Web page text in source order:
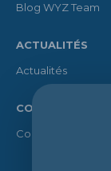
Blog WYZ Team
ACTUALITÉS
Actualités
CONTACT
Contact